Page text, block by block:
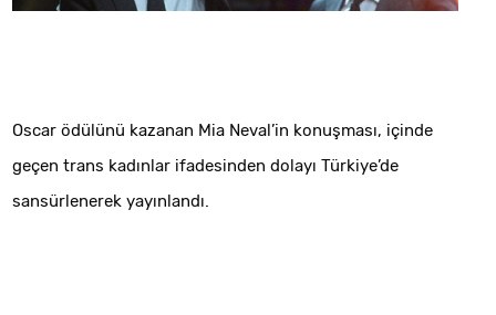
Oscar ödülünü kazanan Mia Neval’in konuşması, içinde
geçen trans kadınlar ifadesinden dolayı Türkiye’de
sansürlenerek yayınlandı.